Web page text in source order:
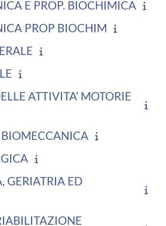
E PROP. BIOCHIMICA
PROP BIOCHIM
ATTIVITA' MOTORIE
GERIATRIA ED